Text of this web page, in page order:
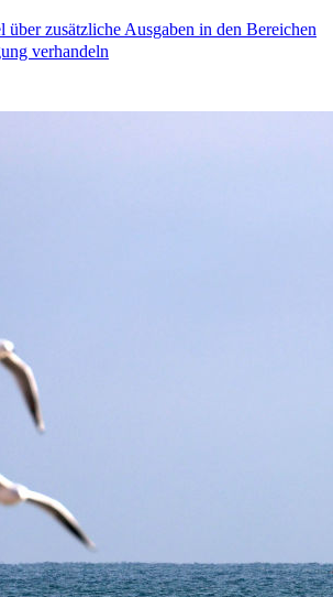
zusätzliche Ausgaben in den Bereichen
verhandeln